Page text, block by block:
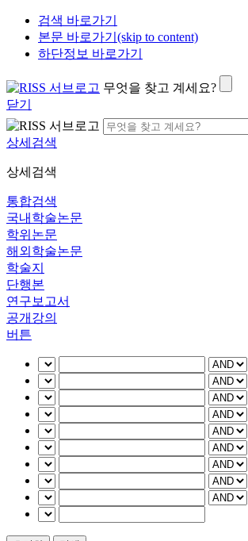
검색 바로가기
본문 바로가기(skip to content)
하단정보 바로가기
무엇을 찾고 계세요?
닫기
상세검색
상세검색
통합검색
국내학술논문
학위논문
해외학술논문
학술지
단행본
연구보고서
공개강의
버튼